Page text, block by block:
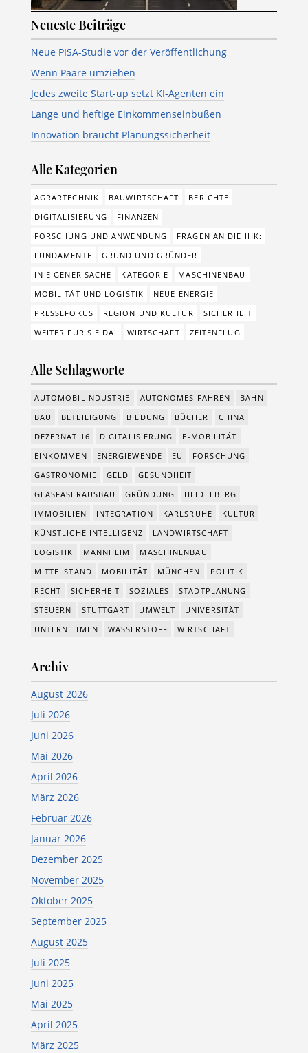
Neueste Beiträge
Neue PISA-Studie vor der Veröffentlichung
Wenn Paare umziehen
Jedes zweite Start-up setzt KI-Agenten ein
Lange und heftige Einkommenseinbußen
Innovation braucht Planungssicherheit
Alle Kategorien
AGRARTECHNIK BAUWIRTSCHAFT
BERICHTE
DIGITALISIERUNG
FINANZEN
FORSCHUNG UND ANWENDUNG
FRAGEN AN DIE IHK:
FUNDAMENTE
GRUND UND GRÜNDER
IN EIGENER SACHE
KATEGORIE
MASCHINENBAU
MOBILITÄT UND LOGISTIK
NEUE ENERGIE
PRESSEFOKUS
REGION UND KULTUR
SICHERHEIT
WEITER FÜR SIE DA!
WIRTSCHAFT ZEITENFLUG
Alle Schlagworte
AUTOMOBILINDUSTRIE AUTONOMES FAHREN
BAHN
BAU
BETEILIGUNG BILDUNG BÜCHER
CHINA
DEZERNAT 16
DIGITALISIERUNG
E-MOBILITÄT
EINKOMMEN
ENERGIEWENDE EU
FORSCHUNG
GASTRONOMIE
GELD
GESUNDHEIT
GLASFASERAUSBAU
GRÜNDUNG
HEIDELBERG
IMMOBILIEN
INTEGRATION KARLSRUHE
KULTUR
KÜNSTLICHE INTELLIGENZ
LANDWIRTSCHAFT
LOGISTIK
MANNHEIM
MASCHINENBAU
MITTELSTAND
MOBILITÄT MÜNCHEN
POLITIK
RECHT
SICHERHEIT SOZIALES
STADTPLANUNG
STEUERN
STUTTGART UMWELT
UNIVERSITÄT
UNTERNEHMEN
WASSERSTOFF WIRTSCHAFT
Archiv
August 2026
Juli 2026
Juni 2026
Mai 2026
April 2026
März 2026
Februar 2026
Januar 2026
Dezember 2025
November 2025
Oktober 2025
September 2025
August 2025
Juli 2025
Juni 2025
Mai 2025
April 2025
März 2025